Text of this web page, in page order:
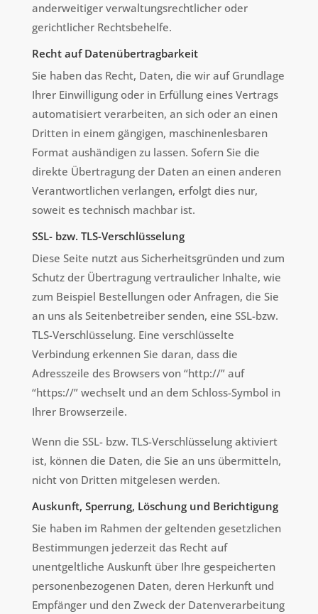
anderweitiger verwaltungsrechtlicher oder
gerichtlicher Rechtsbehelfe.
Recht auf Datenübertragbarkeit
Sie haben das Recht, Daten, die wir auf Grundlage
Ihrer Einwilligung oder in Erfüllung eines Vertrags
automatisiert verarbeiten, an sich oder an einen
Dritten in einem gängigen, maschinenlesbaren
Format aushändigen zu lassen. Sofern Sie die
direkte Übertragung der Daten an einen anderen
Verantwortlichen verlangen, erfolgt dies nur,
soweit es technisch machbar ist.
SSL- bzw. TLS-Verschlüsselung
Diese Seite nutzt aus Sicherheitsgründen und zum
Schutz der Übertragung vertraulicher Inhalte, wie
zum Beispiel Bestellungen oder Anfragen, die Sie
an uns als Seitenbetreiber senden, eine SSL-bzw.
TLS-Verschlüsselung. Eine verschlüsselte
Verbindung erkennen Sie daran, dass die
Adresszeile des Browsers von “http://” auf
“https://” wechselt und an dem Schloss-Symbol in
Ihrer Browserzeile.
Wenn die SSL- bzw. TLS-Verschlüsselung aktiviert
ist, können die Daten, die Sie an uns übermitteln,
nicht von Dritten mitgelesen werden.
Auskunft, Sperrung, Löschung und Berichtigung
Sie haben im Rahmen der geltenden gesetzlichen
Bestimmungen jederzeit das Recht auf
unentgeltliche Auskunft über Ihre gespeicherten
personenbezogenen Daten, deren Herkunft und
Empfänger und den Zweck der Datenverarbeitung